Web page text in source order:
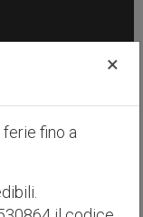
×
fino a